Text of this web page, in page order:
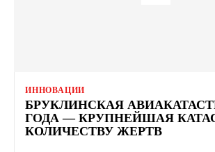
ИННОВАЦИИ
БРУКЛИНСКАЯ
ГОДА — КРУПНЕЙШАЯ
КОЛИЧЕСТВУ ЖЕРТВ